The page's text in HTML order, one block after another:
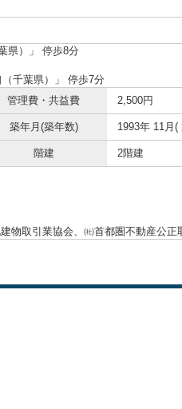
県）」 停歩8分
千葉県）」 停歩7分
管理費・共益費 2,500円
築年月(築年数) 1993年 11月(
階建 2階建
物取引業協会、㈳首都圏不動産公正